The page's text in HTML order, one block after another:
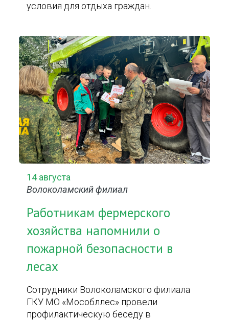
условия для отдыха граждан.
14 августа
Волоколамский филиал
Работникам фермерского
хозяйства напомнили о
пожарной безопасности в
лесах
Сотрудники Волоколамского филиала
ГКУ МО «Мособллес» провели
профилактическую беседу в